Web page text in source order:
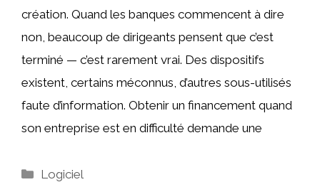
création. Quand les banques commencent à dire
non, beaucoup de dirigeants pensent que c’est
terminé — c’est rarement vrai. Des dispositifs
existent, certains méconnus, d’autres sous-utilisés
faute d’information. Obtenir un financement quand
son entreprise est en difficulté demande une
Catégories
Logiciel